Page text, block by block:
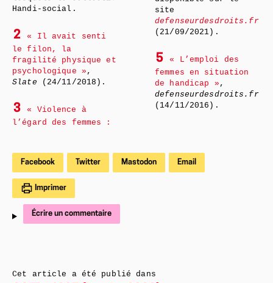
Handi-social.
2
« Il avait senti
le filon, la
fragilité physique et
psychologique » ,
Slate (24/11/2018).
3
« Violence à
l’égard des femmes :
site
defenseurdesdroits.fr
(21/09/2021).
5
« L’emploi des
femmes en situation
de handicap » ,
defenseurdesdroits.fr
(14/11/2016).
Facebook Twitter Mastodon Email
Imprimer
Écrire un commentaire
Cet article a été publié dans